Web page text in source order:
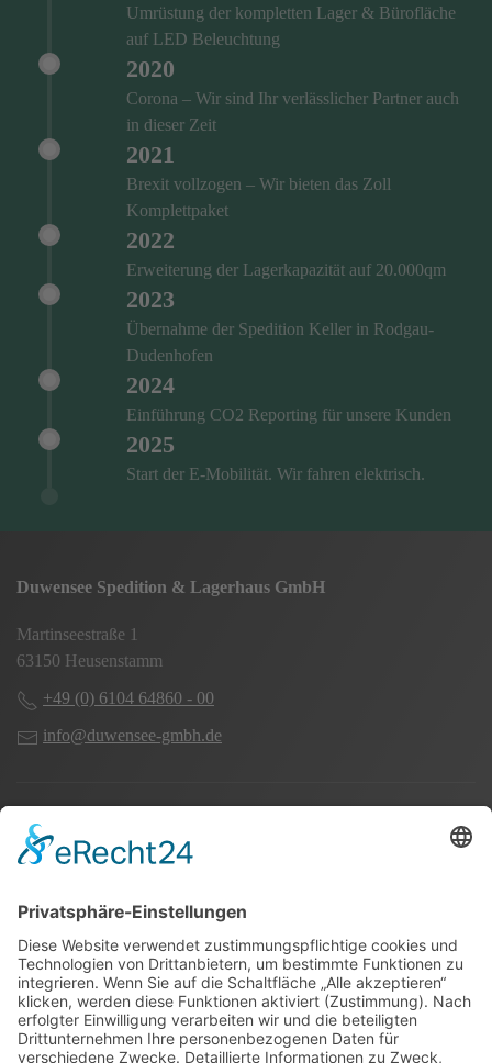
Umrüstung der kompletten Lager & Bürofläche
auf LED Beleuchtung
2020
Corona – Wir sind Ihr verlässlicher Partner auch
in dieser Zeit
2021
Brexit vollzogen – Wir bieten das Zoll
Komplettpaket
2022
Erweiterung der Lagerkapazität auf 20.000qm
2023
Übernahme der Spedition Keller in Rodgau-
Dudenhofen
2024
Einführung CO2 Reporting für unsere Kunden
2025
Start der E-Mobilität. Wir fahren elektrisch.
Duwensee Spedition & Lagerhaus GmbH
Martinseestraße 1
63150 Heusenstamm
+49 (0) 6104 64860 - 00
info@duwensee-gmbh.de
Spezialisten für:
Nahverkehr Transport Rhein-Main
UK-Transporte
Lagerlogistik